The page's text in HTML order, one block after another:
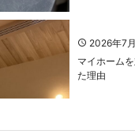
2026年7
マイホーム
た理由